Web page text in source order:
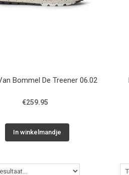
Bommel De Treener 06.02
€259.95
In winkelmandje